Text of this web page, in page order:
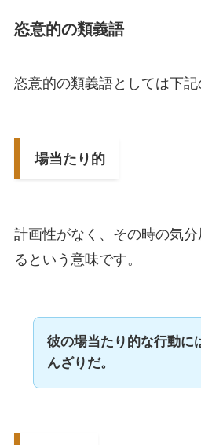
恣意的の類義語
恣意的の類義語としては下記
場当たり的
計画性がなく、その時の気
るという意味です。
彼の場当たり的な行動に
んざりだ。